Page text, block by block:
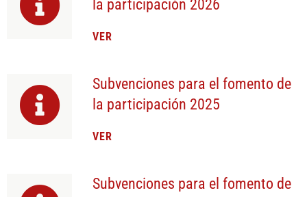
la participación 2026
VER
Subvenciones para el fomento de
la participación 2025
VER
Subvenciones para el fomento de